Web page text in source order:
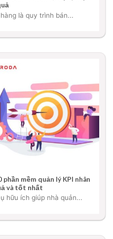
là quy trình bán...
phần mềm quản lý KPI nhân
và tốt nhất
hữu ích giúp nhà quản...